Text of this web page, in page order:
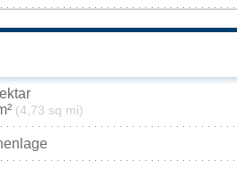
(4,73 sq mi)